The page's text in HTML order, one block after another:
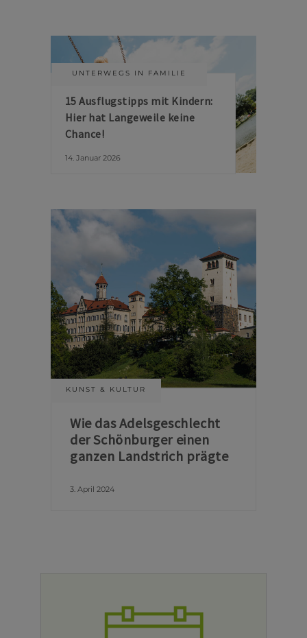
UNTERWEGS IN FAMILIE
15 Ausflugstipps mit Kindern:
Hier hat Langeweile keine
Chance!
14. Januar 2026
KUNST & KULTUR
Wie das Adelsgeschlecht
der Schönburger einen
ganzen Landstrich prägte
3. April 2024